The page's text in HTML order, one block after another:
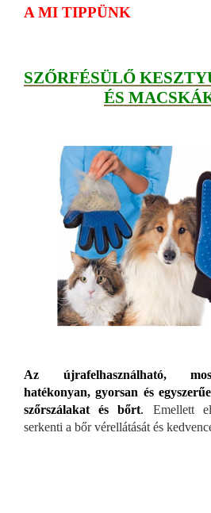
A MI TIPPÜNK
SZŐRFÉSÜLŐ
ÉS
Az újrafelhasználható,
hatékonyan, gyorsan és
szőrszálakat és bőrt. Emellett
serkenti a bőr vérellátását és